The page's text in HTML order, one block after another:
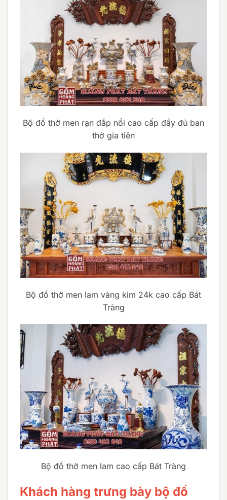
Bộ đồ thờ men rạn đắp nổi cao cấp đầy đủ ban
thờ gia tiên
Bộ đồ thờ men lam vàng kim 24k cao cấp Bát
Tràng
Bộ đồ thờ men lam cao cấp Bát Tràng
Khách hàng trưng bày bộ đồ